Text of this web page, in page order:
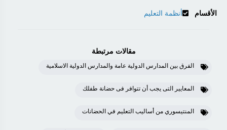
الأقسام أنظمة التعليم
مقالات مرتبطة
الفرق بين المدارس الدولية عامة والمدارس الدولية الاسلامية
المعايير التى يجب أن تتوافر فى حضانة طفلك
المنتيسوري من أساليب التعليم في الحضانات